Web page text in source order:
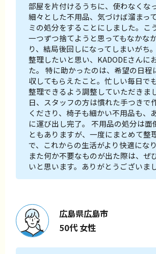
部屋を片付けるうちに、使わなくな
細々とした不用品、気づけば溜まっ
ミの処分をすることにしました。こ
一つずつ捨てようと思ってもなかな
り、結局後回しになってしまいがち
整理したいと思い、KADODEさんに
た。 特に助かったのは、希望の日程
収してもらえたこと。忙しい毎日で
整理できるよう調整していただきま
日、スタッフの方は慣れた手つきで
くださり、椅子も細かい不用品も、
に運び出し完了。 不用品の処分は面
ともありますが、一度にまとめて整
で、これからの生活がより快適になり
また何か不要なものが出た際は、ぜ
いと思います。ありがとうございま
広島県広島市
50代 女性